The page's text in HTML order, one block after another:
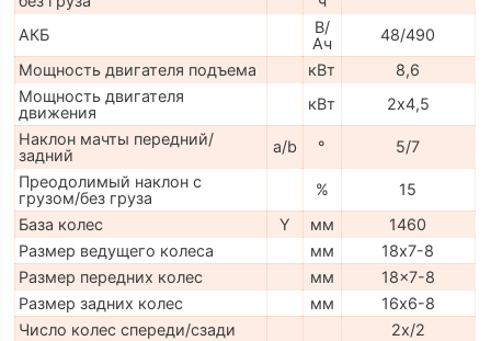
АКБ
В/
Ач
48/490
Мощность двигателя подъема
кВт
8,6
Мощность двигателя
движения
кВт
2х4,5
Наклон мачты передний/
задний
a/b °
5/7
Преодолимый наклон с
грузом/без груза
%
15
База колес
Y мм
1460
Размер ведущего колеса
мм
18х7-8
Размер передних колес
мм
18x7-8
Размер задних колес
мм
16х6-8
Число колес спереди/сзади
2x/2